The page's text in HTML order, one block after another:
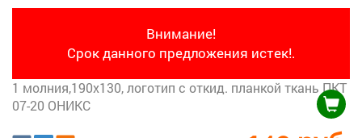
Внимание!
Срок данного предложения истек!.
1 молния,190х130, логотип с откид. планкой ткань ПКТ
07-20 ОНИКС